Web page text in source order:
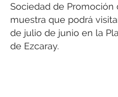
Sociedad de Promoción
muestra que podrá
de julio de junio en la
de Ezcaray.